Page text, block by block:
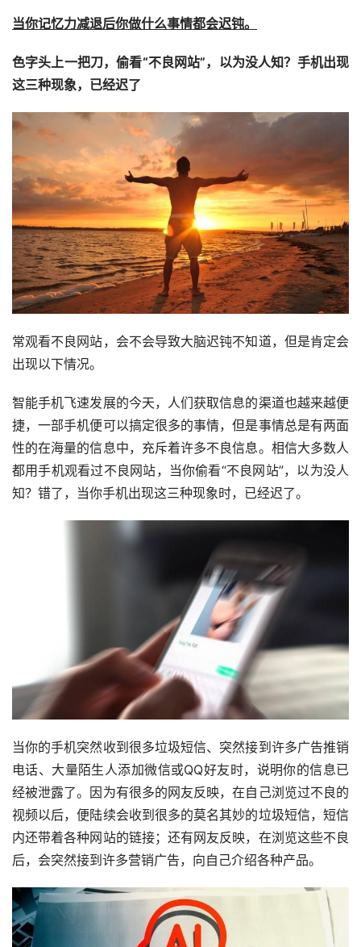
当你记忆力减退后你做什么事情都会迟钝。
色字头上一把刀，偷看“不良网站”，以为没人知？手机出现
这三种现象，已经迟了
常观看不良网站，会不会导致大脑迟钝不知道，但是肯定会
出现以下情况。
智能手机飞速发展的今天，人们获取信息的渠道也越来越便
捷，一部手机便可以搞定很多的事情，但是事情总是有两面
性的在海量的信息中，充斥着许多不良信息。相信大多数人
都用手机观看过不良网站，当你偷看“不良网站”，以为没人
知？错了，当你手机出现这三种现象时，已经迟了。
当你的手机突然收到很多垃圾短信、突然接到许多广告推销
电话、大量陌生人添加微信或QQ好友时，说明你的信息已
经被泄露了。因为有很多的网友反映，在自己浏览过不良的
视频以后，便陆续会收到很多的莫名其妙的垃圾短信，短信
内还带着各种网站的链接；还有网友反映，在浏览这些不良
后，会突然接到许多营销广告，向自己介绍各种产品。